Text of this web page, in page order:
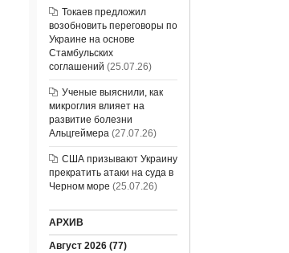
Токаев предложил
возобновить переговоры по
Украине на основе
Стамбульских
соглашений (25.07.26)
Ученые выяснили, как
микроглия влияет на
развитие болезни
Альцгеймера(27.07.26)
США призывают Украину
прекратить атаки на суда в
Черном море (25.07.26)
АРХИВ
Август 2026 (77)